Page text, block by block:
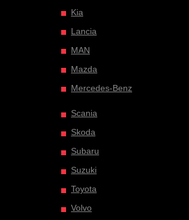
Kia
Lancia
MAN
Mazda
Mercedes-Benz
Scania
Skoda
Subaru
Suzuki
Toyota
Volvo